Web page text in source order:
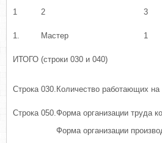
1 2 3
1. Мастер 1
ИТОГО (строки 030 и 040)
Строка 030. Количество работающих
Строка 050.Форма организации труда
Форма организации